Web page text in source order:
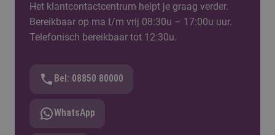
Het klantcontactcentrum helpt je graag verder.
Bereikbaar op ma t/m vrij 08:30u – 17:00u uur.
Telefonisch bereikbaar tot 12:30u.
Bel: 08850 80000
WhatsApp